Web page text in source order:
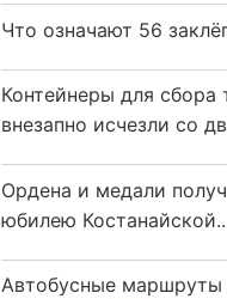
Что означают 56
Контейнеры для
внезапно исчезли со
Ордена и медали
юбилею
Автобусные